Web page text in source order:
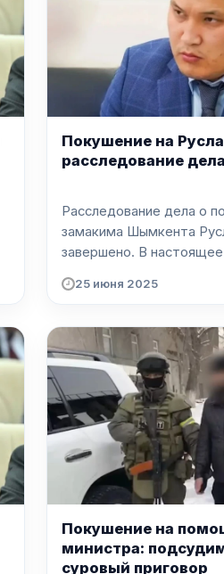
Покушение на
расследование
Расследование дела о
замакима Шымкента
завершено. В
25 июня 2025
Покушение на
министра:
суровый приговор